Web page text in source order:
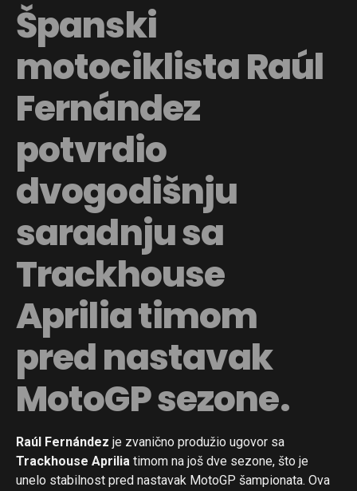
Španski
motociklista Raúl
Fernández
potvrdio
dvogodišnju
saradnju sa
Trackhouse
Aprilia timom
pred nastavak
MotoGP sezone.
Raúl Fernández je zvanično produžio ugovor sa
Trackhouse Aprilia timom na još dve sezone, što je
unelo stabilnost pred nastavak MotoGP šampionata. Ova